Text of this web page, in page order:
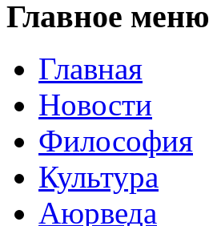
Главное меню
Главная
Новости
Философия
Культура
Аюрведа